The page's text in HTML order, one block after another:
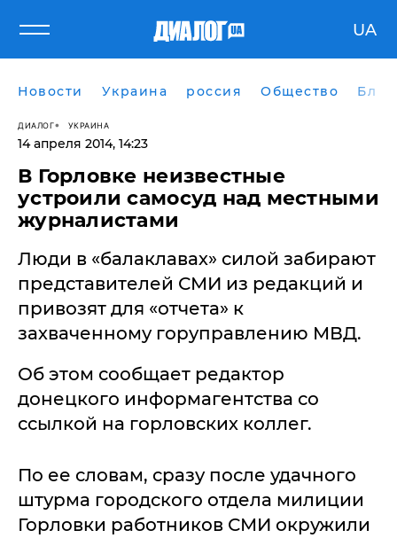
UA
Новости Украина россия Общество
ДИАЛОГ УКРАИНА
14 апреля 2014, 14:23
В Горловке неизвестные
устроили самосуд над местными
журналистами
Люди в «балаклавах» силой забирают
представителей СМИ из редакций и
привозят для «отчета» к
захваченному горуправлению МВД.
Об этом сообщает редактор
донецкого информагентства со
ссылкой на горловских коллег.
По ее словам, сразу после удачного
штурма городского отдела милиции
Горловки работников СМИ окружили